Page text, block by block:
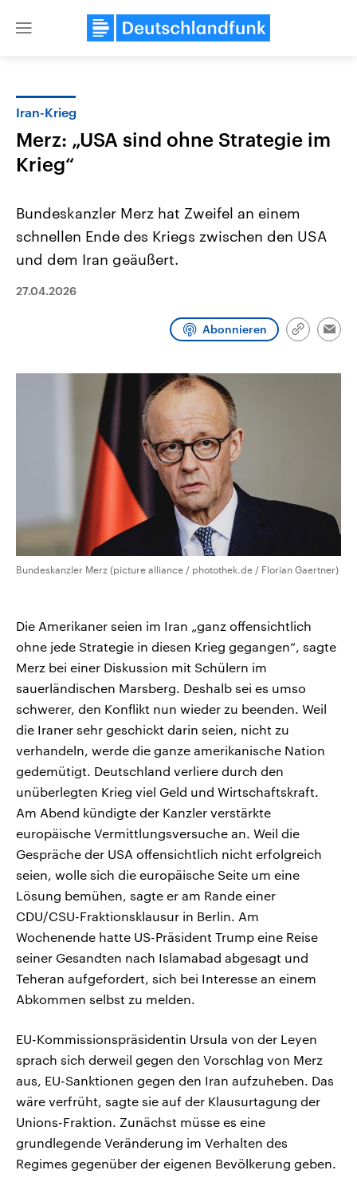
Close
2026
September 2026 einen neuen
Umfragen, Prognosen,
Wahlprogramme, aktuelle Berichte
und Hintergründe zu den Parteien
und Kandidaten der anstehenden
Wirtschaftlich und
gehören die Vereinigten
den mächtigsten Ländern
Programm Podcasts
Audio-Archiv
Iran-Krieg
Merz: „USA sind ohne Strategie im
Krieg“
Bundeskanzler Merz hat Zweifel an einem
schnellen Ende des Kriegs zwischen den USA
und dem Iran geäußert.
27.04.2026
Abonnieren
Link
Bundeskanzler Merz (picture alliance / photothek.de / Florian Gaertner)
Die Amerikaner seien im Iran „ganz offensichtlich
ohne jede Strategie in diesen Krieg gegangen“, sagte
Merz bei einer Diskussion mit Schülern im
sauerländischen Marsberg. Deshalb sei es umso
schwerer, den Konflikt nun wieder zu beenden. Weil
die Iraner sehr geschickt darin seien, nicht zu
verhandeln, werde die ganze amerikanische Nation
gedemütigt. Deutschland verliere durch den
unüberlegten Krieg viel Geld und Wirtschaftskraft.
Am Abend kündigte der Kanzler verstärkte
europäische Vermittlungsversuche an. Weil die
Gespräche der USA offensichtlich nicht erfolgreich
seien, wolle sich die europäische Seite um eine
Lösung bemühen, sagte er am Rande einer
CDU/CSU-Fraktionsklausur in Berlin. Am
Wochenende hatte US-Präsident Trump eine Reise
seiner Gesandten nach Islamabad abgesagt und
Teheran aufgefordert, sich bei Interesse an einem
Abkommen selbst zu melden.
EU-Kommissionspräsidentin Ursula von der Leyen
sprach sich derweil gegen den Vorschlag von Merz
aus, EU-Sanktionen gegen den Iran aufzuheben. Das
wäre verfrüht, sagte sie auf der Klausurtagung der
Unions-Fraktion. Zunächst müsse es eine
grundlegende Veränderung im Verhalten des
Regimes gegenüber der eigenen Bevölkerung geben.